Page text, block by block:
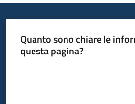
Newsletter
Quanto sono chiare le
questa pagina?